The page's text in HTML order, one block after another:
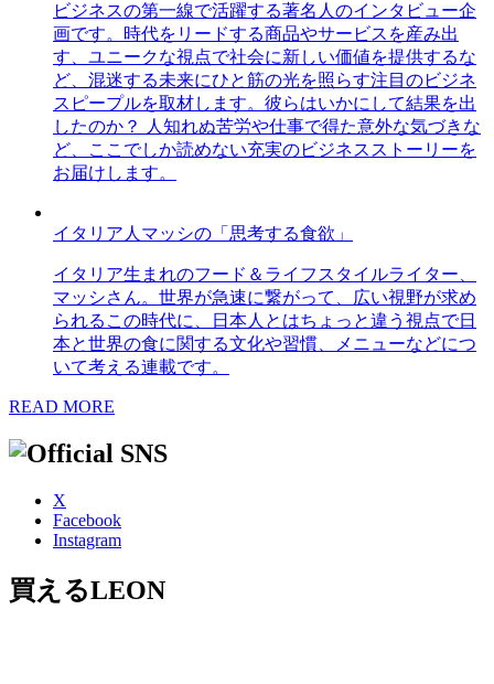
ビジネスの第一線で活躍する著名人のインタビュー企
画です。時代をリードする商品やサービスを産み出
す、ユニークな視点で社会に新しい価値を提供するな
ど、混迷する未来にひと筋の光を照らす注目のビジネ
スピープルを取材します。彼らはいかにして結果を出
したのか？ 人知れぬ苦労や仕事で得た意外な気づきな
ど、ここでしか読めない充実のビジネスストーリーを
お届けします。
イタリア人マッシの「思考する食欲」
イタリア生まれのフード＆ライフスタイルライター、
マッシさん。世界が急速に繋がって、広い視野が求め
られるこの時代に、日本人とはちょっと違う視点で日
本と世界の食に関する文化や習慣、メニューなどにつ
いて考える連載です。
READ MORE
X
Facebook
Instagram
買えるLEON